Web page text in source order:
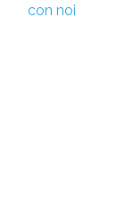
con noi